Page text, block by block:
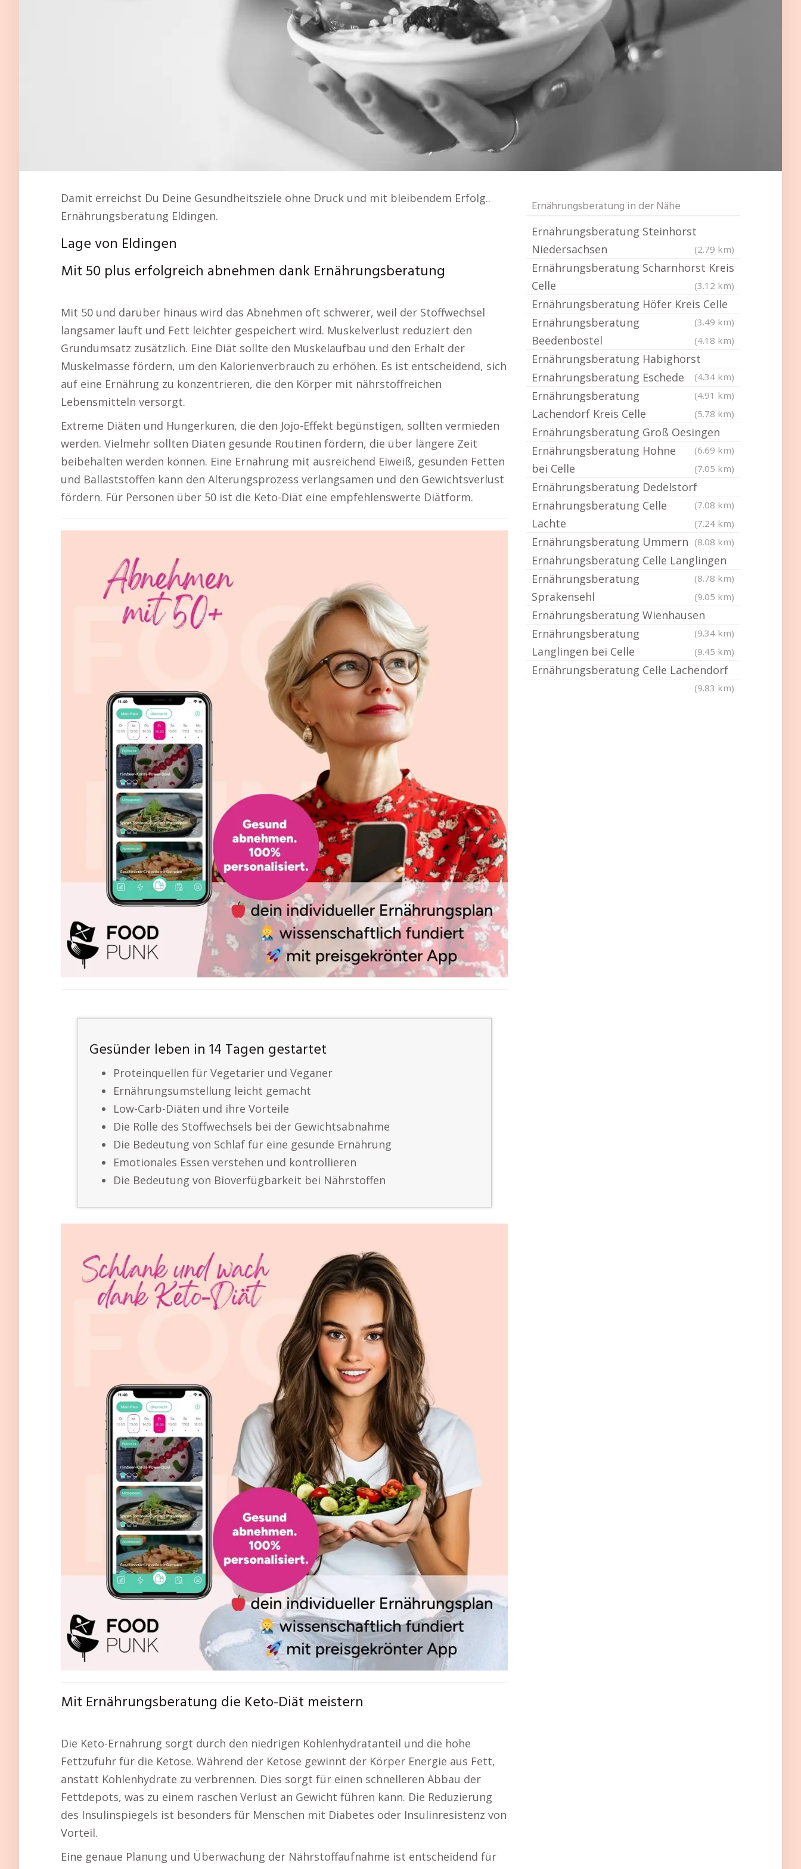
Damit erreichst Du Deine Gesundheitsziele ohne Druck und mit bleibendem Erfolg..
Ernährungsberatung Eldingen.
Lage von Eldingen
Mit 50 plus erfolgreich abnehmen dank Ernährungsberatung
Mit 50 und darüber hinaus wird das Abnehmen oft schwerer, weil der Stoffwechsel
langsamer läuft und Fett leichter gespeichert wird. Muskelverlust reduziert den
Grundumsatz zusätzlich. Eine Diät sollte den Muskelaufbau und den Erhalt der
Muskelmasse fördern, um den Kalorienverbrauch zu erhöhen. Es ist entscheidend, sich
auf eine Ernährung zu konzentrieren, die den Körper mit nährstoffreichen
Lebensmitteln versorgt.
Extreme Diäten und Hungerkuren, die den Jojo-Effekt begünstigen, sollten vermieden
werden. Vielmehr sollten Diäten gesunde Routinen fördern, die über längere Zeit
beibehalten werden können. Eine Ernährung mit ausreichend Eiweiß, gesunden Fetten
und Ballaststoffen kann den Alterungsprozess verlangsamen und den Gewichtsverlust
fördern. Für Personen über 50 ist die Keto-Diät eine empfehlenswerte Diätform.
Gesünder leben in 14 Tagen gestartet
Proteinquellen für Vegetarier und Veganer
Ernährungsumstellung leicht gemacht
Low-Carb-Diäten und ihre Vorteile
Die Rolle des Stoffwechsels bei der Gewichtsabnahme
Die Bedeutung von Schlaf für eine gesunde Ernährung
Emotionales Essen verstehen und kontrollieren
Die Bedeutung von Bioverfügbarkeit bei Nährstoffen
Mit Ernährungsberatung die Keto-Diät meistern
Die Keto-Ernährung sorgt durch den niedrigen Kohlenhydratanteil und die hohe
Fettzufuhr für die Ketose. Während der Ketose gewinnt der Körper Energie aus Fett,
anstatt Kohlenhydrate zu verbrennen. Dies sorgt für einen schnelleren Abbau der
Fettdepots, was zu einem raschen Verlust an Gewicht führen kann. Die Reduzierung
des Insulinspiegels ist besonders für Menschen mit Diabetes oder Insulinresistenz von
Vorteil.
Eine genaue Planung und Überwachung der Nährstoffaufnahme ist entscheidend für
Ernährungsberatung in der Nähe
Ernährungsberatung Steinhorst
Niedersachsen
(2.79 km)
Ernährungsberatung Scharnhorst Kreis
Celle
(3.12 km)
Ernährungsberatung Höfer Kreis Celle
(3.49 km)
Ernährungsberatung
Beedenbostel
(4.18 km)
Ernährungsberatung Habighorst
(4.34 km)
Ernährungsberatung Eschede
(4.91 km)
Ernährungsberatung
Lachendorf Kreis Celle
(5.78 km)
Ernährungsberatung Groß Oesingen
(6.69 km)
Ernährungsberatung Hohne
bei Celle
(7.05 km)
Ernährungsberatung Dedelstorf
(7.08 km)
Ernährungsberatung Celle
Lachte
(7.24 km)
Ernährungsberatung Ummern (8.08 km)
Ernährungsberatung Celle Langlingen
(8.78 km)
Ernährungsberatung
Sprakensehl
(9.05 km)
Ernährungsberatung Wienhausen
(9.34 km)
Ernährungsberatung
Langlingen bei Celle
(9.45 km)
Ernährungsberatung Celle Lachendorf
(9.83 km)